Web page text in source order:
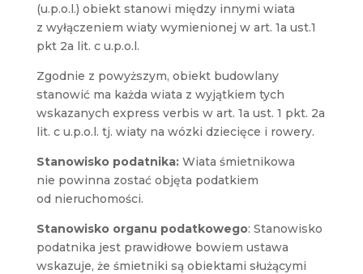
(u.p.o.l.) obiekt stanowi między innymi wiata
z wyłączeniem wiaty wymienionej w art. 1a ust.1
pkt 2a lit. c u.p.o.l.
Zgodnie z powyższym, obiekt budowlany
stanowić ma każda wiata z wyjątkiem tych
wskazanych express verbis w art. 1a ust. 1 pkt. 2a
lit. c u.p.o.l. tj. wiaty na wózki dziecięce i rowery.
Stanowisko podatnika:Wiata śmietnikowa
nie powinna zostać objęta podatkiem
od nieruchomości.
Stanowisko organu podatkowego: Stanowisko
podatnika jest prawidłowe bowiem ustawa
wskazuje, że śmietniki są obiektami służącymi